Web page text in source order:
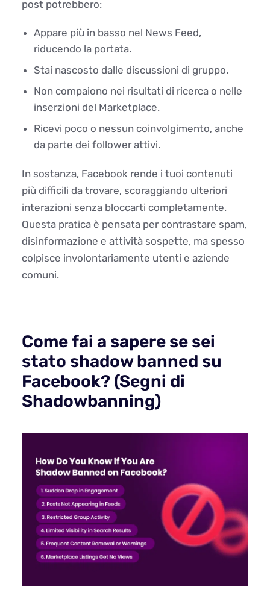
post potrebbero:
Appare più in basso nel News Feed,
riducendo la portata.
Stai nascosto dalle discussioni di gruppo.
Non compaiono nei risultati di ricerca o nelle
inserzioni del Marketplace.
Ricevi poco o nessun coinvolgimento, anche
da parte dei follower attivi.
In sostanza, Facebook rende i tuoi contenuti
più difficili da trovare, scoraggiando ulteriori
interazioni senza bloccarti completamente.
Questa pratica è pensata per contrastare spam,
disinformazione e attività sospette, ma spesso
colpisce involontariamente utenti e aziende
comuni.
Come fai a sapere se sei
stato shadow banned su
Facebook? (Segni di
Shadowbanning)